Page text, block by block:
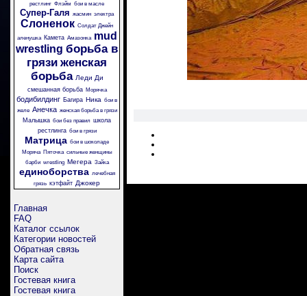
рестлинг Флэйм бои в масле
Супер-Галя жасмин электра
Слоненок Солдат Джейн
аленушка
Камета Амазонка
mud
wrestling борьба в
грязи женская
борьба Леди Ди
смешанная борьба Морячка
бодибилдинг Багира Ника бои в
желе Анечка женская борьба в грязи
Малышка бои без правил школа
рестлинга бои в грязи
Матрица бои в шоколаде
Моряча
Пяточка сильные женщины
барби wrestling Мегера Зайка
единоборства лечебная
грязь кэтфайт Джокер
Главная
FAQ
Каталог ссылок
Категории новостей
Обратная связь
Карта сайта
Поиск
Гостевая книга
Гостевая книга